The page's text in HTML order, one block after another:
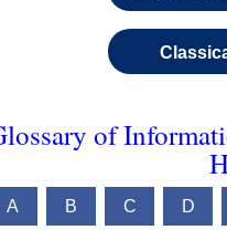
of
A B C D